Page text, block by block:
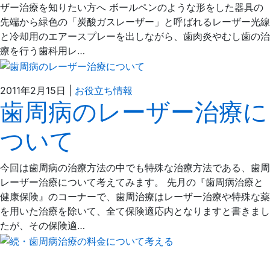
科
医
院
ザー治療を知りたい方へ ボールペンのような形をした器具の
先端から緑色の「炭酸ガスレーザー」と呼ばれるレーザー光線
と冷却用のエアースプレーを出しながら、歯肉炎やむし歯の治
療を行う歯科用レ…
2011年2月15日 お役立ち情報
日
だ
歯
科
医
院
歯周病のレーザー治療に
ついて
今回は歯周病の治療方法の中でも特殊な治療方法である、歯周
レーザー治療について考えてみます。 先月の『歯周病治療と
健康保険』のコーナーで、歯周治療はレーザー治療や特殊な薬
を用いた治療を除いて、全て保険適応内となりますと書きまし
たが、その保険適…